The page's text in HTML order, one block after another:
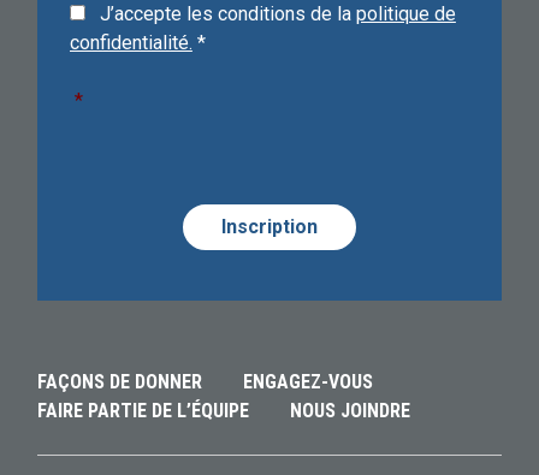
J’accepte les conditions de la politique de
confidentialité. *
*
FAÇONS DE DONNER
ENGAGEZ-VOUS
FAIRE PARTIE DE L’ÉQUIPE
NOUS JOINDRE